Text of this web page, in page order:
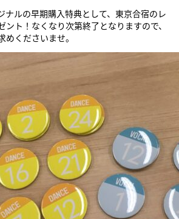
ナルの早期購入特典として、東京合宿のレ
ント！なくなり次第終了となりますので、
くださいませ。